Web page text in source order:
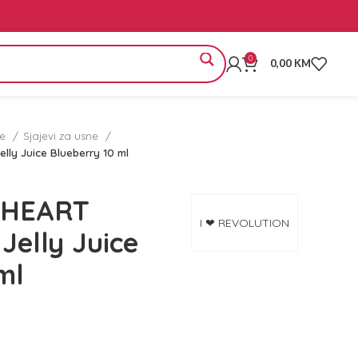
0 0,00 KM
Sjajevi za usne
Juice Blueberry 10 ml
I ❤ REVOLUTION
Jelly Juice